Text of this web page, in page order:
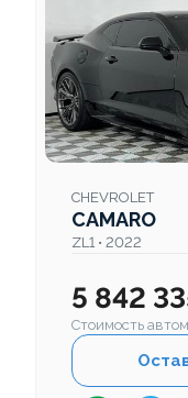
CHEVROLET
CAMARO
ZL1 • 2022
5 842
Стоимость